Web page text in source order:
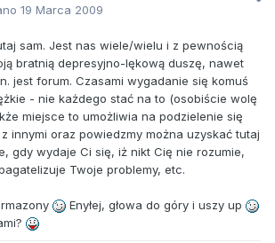
19 Marca 2009
sam. Jest nas wiele/wielu i z pewnością
bratnią depresyjno-lękową duszę, nawet
jest forum. Czasami wygadanie się komuś
- nie każdego stać na to (osobiście wolę
miejsce to umożliwia na podzielenie się
innymi oraz powiedzmy można uzyskać tutaj
gdy wydaje Ci się, iż nikt Cię nie rozumie,
Twoje problemy, etc.
Enyłej, głowa do góry i uszy up